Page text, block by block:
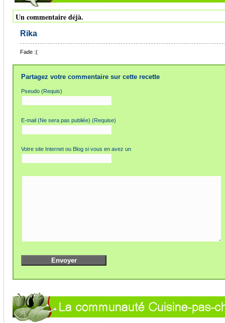
Un commentaire déjà.
Rika
Fade :(
Partagez votre commentaire sur cette recette
Pseudo (Requis)
E-mail (Ne sera pas publiée) (Requise)
Votre site Internet ou Blog si vous en avez un